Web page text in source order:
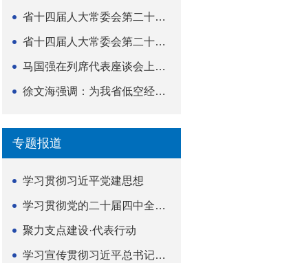
省十四届人大常委会第二十五次会议闭幕
省十四届人大常委会第二十五次会议举行
马国强在列席代表座谈会上强调 以精准履职筑牢荆楚...
徐文海强调：为我省低空经济高质量发展提供法治支撑
专题报道
学习贯彻习近平党建思想
学习贯彻党的二十届四中全会精神
聚力支点建设·代表行动
学习宣传贯彻习近平总书记关于坚持